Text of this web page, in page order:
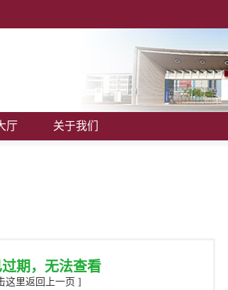
厅 关于我们
期，无法查看
这里返回上一页 ]